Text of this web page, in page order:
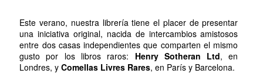
Este verano, nuestra librería tiene el placer de presentar
una iniciativa original, nacida de intercambios amistosos
entre dos casas independientes que comparten el mismo
gusto por los libros raros: Henry Sotheran Ltd, en
Londres, yComellas Livres Rares, en París y Barcelona.